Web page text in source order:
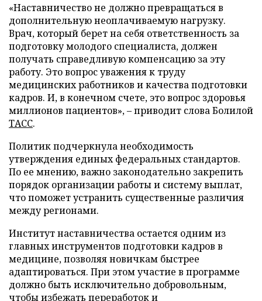
«Наставничество не должно превращаться в
дополнительную неоплачиваемую нагрузку.
Врач, который берет на себя ответственность за
подготовку молодого специалиста, должен
получать справедливую компенсацию за эту
работу. Это вопрос уважения к труду
медицинских работников и качества подготовки
кадров. И, в конечном счете, это вопрос здоровья
миллионов пациентов», – приводит слова Болилой
ТАСС.
Политик подчеркнула необходимость
утверждения единых федеральных стандартов.
По ее мнению, важно законодательно закрепить
порядок организации работы и систему выплат,
что поможет устранить существенные различия
между регионами.
Институт наставничества остается одним из
главных инструментов подготовки кадров в
медицине, позволяя новичкам быстрее
адаптироваться. При этом участие в программе
должно быть исключительно добровольным,
чтобы избежать переработок и